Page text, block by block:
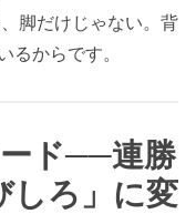
脚だけじゃない。背
るからです。
ド──連勝
しろ」に変